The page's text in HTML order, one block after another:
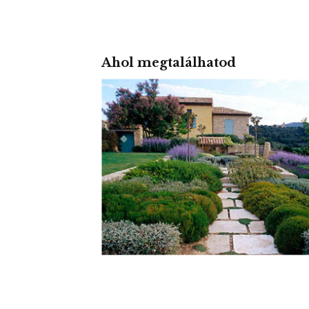
Ahol megtalálhatod
MEDITERRÁN
Az életszeretet kertje